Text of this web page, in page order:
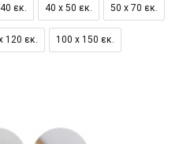
εκ. 40 x 50 εκ. 50 x 70 εκ.
120 εκ. 100 x 150 εκ.